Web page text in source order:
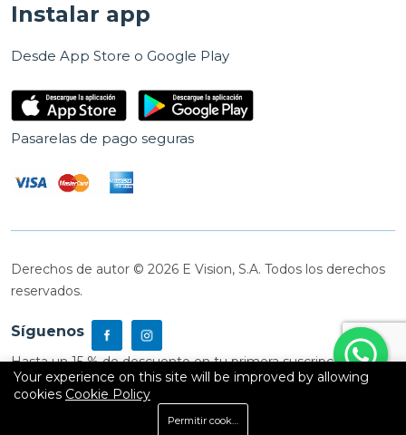
Instalar app
Desde App Store o Google Play
Pasarelas de pago seguras
Derechos de autor © 2026 E Vision, S.A. Todos los derechos
reservados.
Síguenos
Hasta un 15 % de descuento en tu primera suscripción
Carrito
Your experience on this site will be improved by allowing
cookies Cookie Policy
Permitir cookies